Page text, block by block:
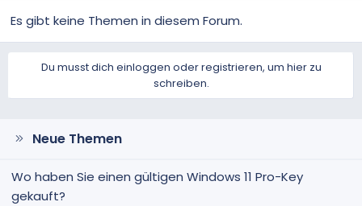
Es gibt keine Themen in diesem Forum.
Du musst dich einloggen oder registrieren, um hier zu
schreiben.
Neue Themen
Wo haben Sie einen gültigen Windows 11 Pro-Key
gekauft?